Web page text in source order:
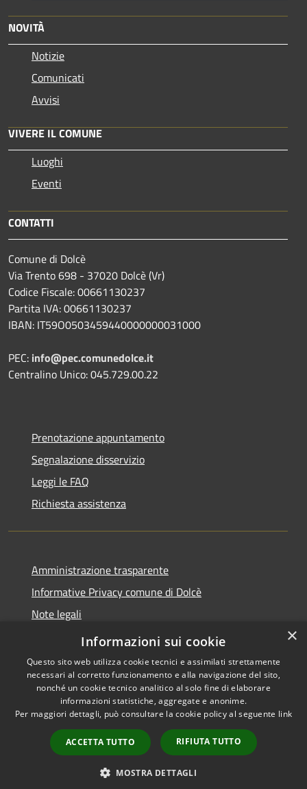
NOVITÀ
Notizie
Comunicati
Avvisi
VIVERE IL COMUNE
Luoghi
Eventi
CONTATTI
Comune di Dolcè
Via Trento 698 - 37020 Dolcè (Vr)
Codice Fiscale: 00661130237
Partita IVA: 00661130237
IBAN: IT59O0503459440000000031000
PEC: info@pec.comunedolce.it
Centralino Unico: 045.729.00.22
Prenotazione appuntamento
Segnalazione disservizio
Leggi le FAQ
Richiesta assistenza
Amministrazione trasparente
Informative Privacy comune di Dolcè
Note legali
Dichiarazione di accessibilità
Accessibilità
Copyright © 2026 • Comune di
Dolcè • Powered by
Municipium•
Accesso
redazione
×
Informazioni sui cookie
Questo sito web utilizza cookie tecnici e assimilati strettamente
necessari al corretto funzionamento e alla navigazione del sito,
nonché un cookie tecnico analitico al solo fine di elaborare
informazioni statistiche, aggregate e anonime.
Per maggiori dettagli, può consultare la cookie policy al seguente link
ACCETTA TUTTO RIFIUTA TUTTO
MOSTRA DETTAGLI